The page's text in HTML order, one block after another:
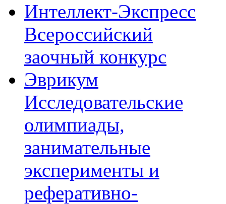
Интеллект-Экспресс
Всероссийский
заочный конкурс
Эврикум
Исследовательские
олимпиады,
занимательные
эксперименты и
реферативно-